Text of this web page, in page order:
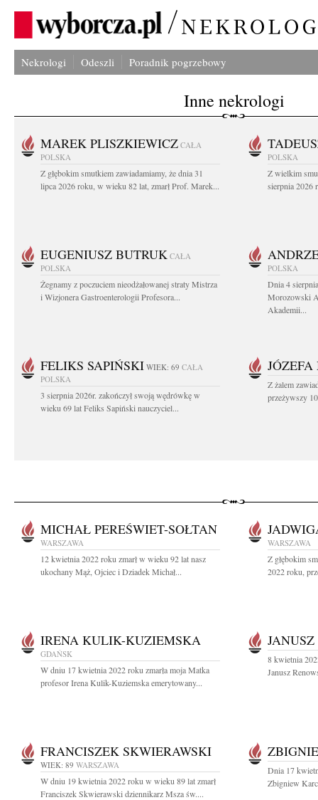
Nekrologi Odeszli Poradnik pogrzebowy
Inne nekrologi
MAREK PLISZKIEWICZ CAŁA
POLSKA
Z głębokim smutkiem zawiadamiamy, że dnia 31
lipca 2026 roku, w wieku 82 lat, zmarł Prof. Marek...
POLSKA
Z wielkim
sierpnia 2026
EUGENIUSZ BUTRUK CAŁA
POLSKA
Żegnamy z poczuciem nieodżałowanej straty Mistrza
i Wizjonera Gastroenterologii Profesora...
POLSKA
Dnia 4
Morozowski
Akademii...
FELIKS SAPIŃSKI WIEK: 69 CAŁA
POLSKA
3 sierpnia 2026r. zakończył swoją wędrówkę w
wieku 69 lat Feliks Sapiński nauczyciel...
Z żalem
przeżywszy
MICHAŁ PEREŚWIET-SOŁTAN
WARSZAWA
12 kwietnia 2022 roku zmarł w wieku 92 lat nasz
ukochany Mąż, Ojciec i Dziadek Michał...
WARSZAWA
Z głębokim
2022 roku,
IRENA KULIK-KUZIEMSKA
GDAŃSK
W dniu 17 kwietnia 2022 roku zmarła moja Matka
profesor Irena Kulik-Kuziemska emerytowany...
8 kwietnia
Janusz
FRANCISZEK SKWIERAWSKI
WIEK: 89 WARSZAWA
W dniu 19 kwietnia 2022 roku w wieku 89 lat zmarł
Franciszek Skwierawski dziennikarz Msza św....
Dnia 17
Zbigniew